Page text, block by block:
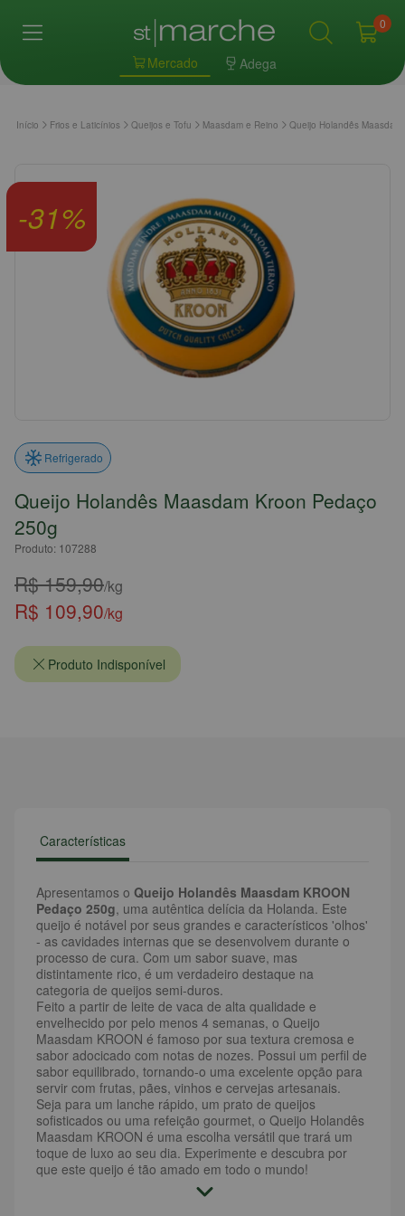
Mercado Adega
0
Início Frios e Laticínios Queijos e Tofu Maasdam e Reino Queijo Holandês
-31%
Refrigerado
Queijo Holandês Maasdam Kroon Pedaço
250g
Produto: 107288
R$ 159,90/kg
R$ 109,90/kg
Produto Indisponível
Características
Apresentamos o Queijo Holandês Maasdam KROON
Pedaço 250g, uma autêntica delícia da Holanda. Este
queijo é notável por seus grandes e característicos 'olhos'
- as cavidades internas que se desenvolvem durante o
processo de cura. Com um sabor suave, mas
distintamente rico, é um verdadeiro destaque na
categoria de queijos semi-duros.
Feito a partir de leite de vaca de alta qualidade e
envelhecido por pelo menos 4 semanas, o Queijo
Maasdam KROON é famoso por sua textura cremosa e
sabor adocicado com notas de nozes. Possui um perfil de
sabor equilibrado, tornando-o uma excelente opção para
servir com frutas, pães, vinhos e cervejas artesanais.
Seja para um lanche rápido, um prato de queijos
sofisticados ou uma refeição gourmet, o Queijo Holandês
Maasdam KROON é uma escolha versátil que trará um
toque de luxo ao seu dia. Experimente e descubra por
que este queijo é tão amado em todo o mundo!